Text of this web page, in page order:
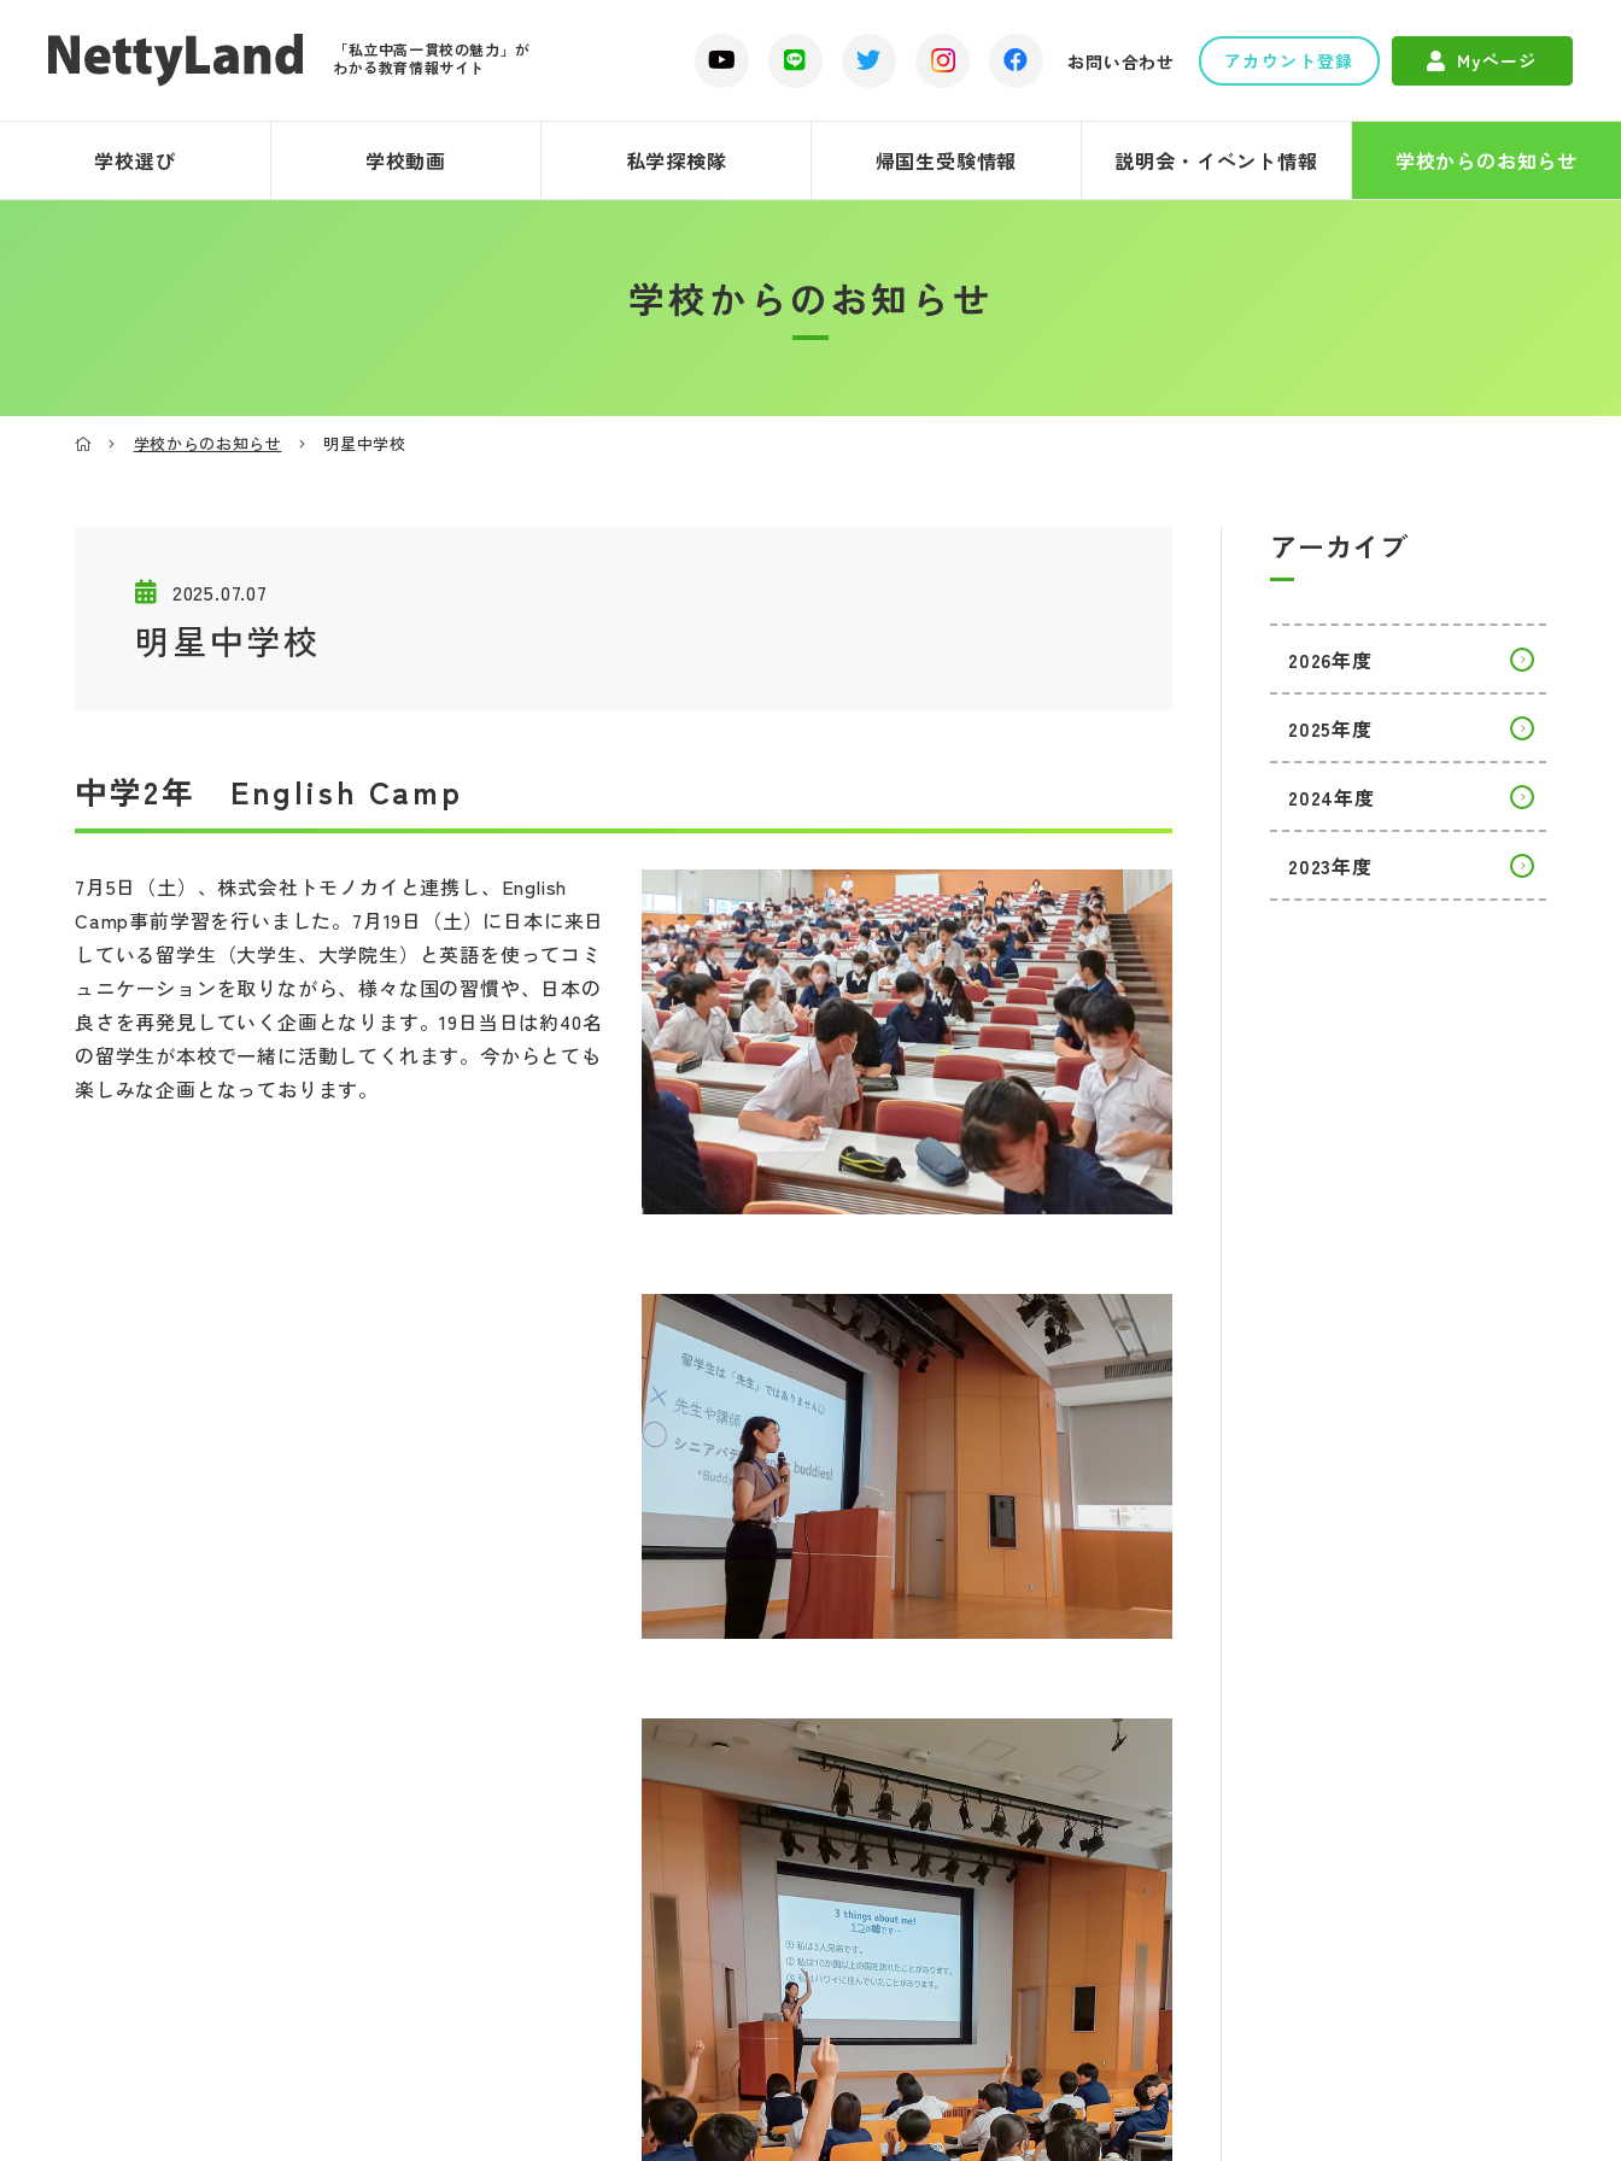
「私立中高一貫校の魅力」が
わかる教育情報サイト
お問い合わせ アカウント登録 Myページ
学校選び 学校動画 私学探検隊 帰国生受験情報 説明会・イベント情報 学校からのお知らせ
学校からのお知らせ
学校からのお知らせ 明星中学校
2025.07.07
明星中学校
中学2年 English Camp
7月5日（土）、株式会社トモノカイと連携し、English
Camp事前学習を行いました。7月19日（土）に日本に来日
している留学生（大学生、大学院生）と英語を使ってコミ
ュニケーションを取りながら、様々な国の習慣や、日本の
良さを再発見していく企画となります。19日当日は約40名
の留学生が本校で一緒に活動してくれます。今からとても
楽しみな企画となっております。
アーカイブ
2026年度
2025年度
2024年度
2023年度